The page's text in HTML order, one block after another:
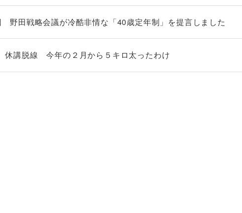
野田戦略会議が冷酷非情な「40歳定年制」を提言しました
講脱線 今年の２月から５キロ太ったわけ